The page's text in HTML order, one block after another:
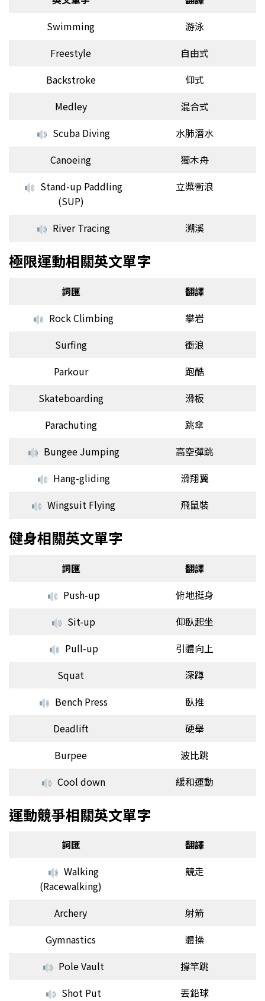
Swimming
游泳
Freestyle
自由式
Backstroke
仰式
Medley
混合式
Scuba Diving
水肺潛水
Canoeing
獨木舟
Stand-up Paddling
(SUP)
立槳衝浪
River Tracing 溯溪
極限運動相關英文單字
詞匯
翻譯
Rock Climbing
攀岩
Surfing
衝浪
Parkour
跑酷
Skateboarding
滑板
Parachuting
跳傘
Bungee Jumping
高空彈跳
Hang-gliding
滑翔翼
Wingsuit Flying
飛鼠裝
健身相關英文單字
詞匯
翻譯
Push-up
俯地挺身
Sit-up
仰臥起坐
Pull-up
引體向上
Squat
深蹲
Bench Press
臥推
Deadlift
硬舉
Burpee
波比跳
Cool down
緩和運動
運動競爭相關英文單字
詞匯
翻譯
Walking
(Racewalking)
競走
Archery
射箭
Gymnastics
體操
Pole Vault
撐竿跳
Shot Put
丟鉛球